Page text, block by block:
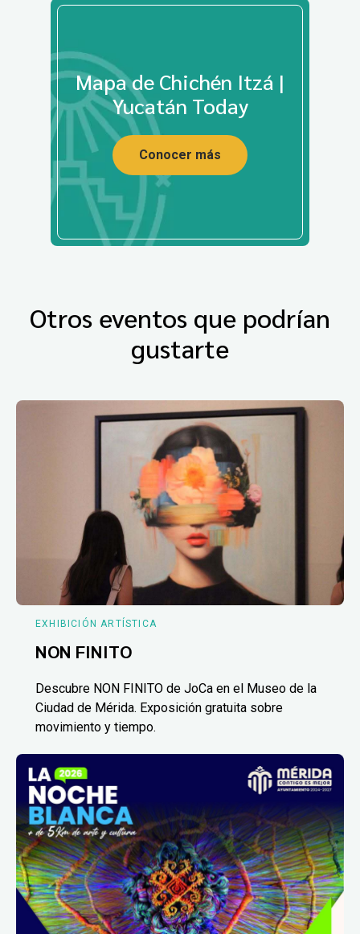
Mapa de Chichén Itzá |
Yucatán Today
Conocer más
Otros eventos que podrían
gustarte
EXHIBICIÓN ARTÍSTICA
NON FINITO
Descubre NON FINITO de JoCa en el Museo de la
Ciudad de Mérida. Exposición gratuita sobre
movimiento y tiempo.